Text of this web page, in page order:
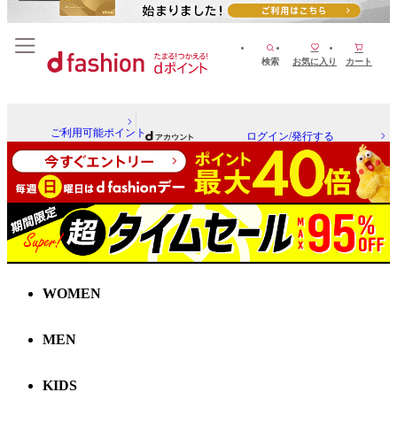
検索 お気に入り カート
ご利用可能ポイント ログイン/発行する
WOMEN
MEN
KIDS